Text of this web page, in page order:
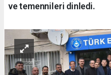
ve temennileri dinledi.